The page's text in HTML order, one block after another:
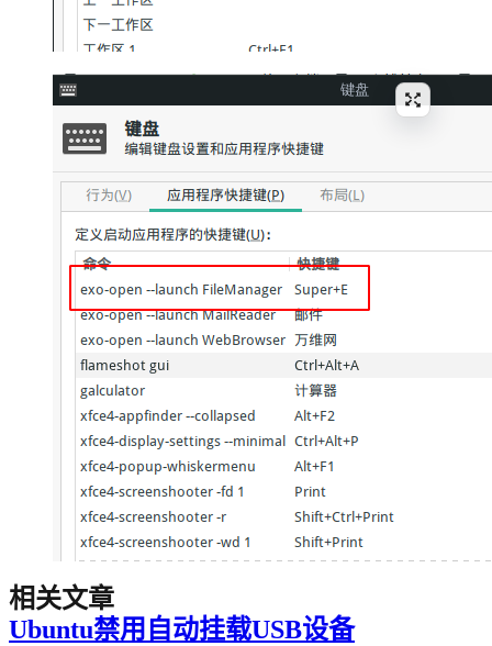
相关文章
Ubuntu禁用自动挂载USB设备